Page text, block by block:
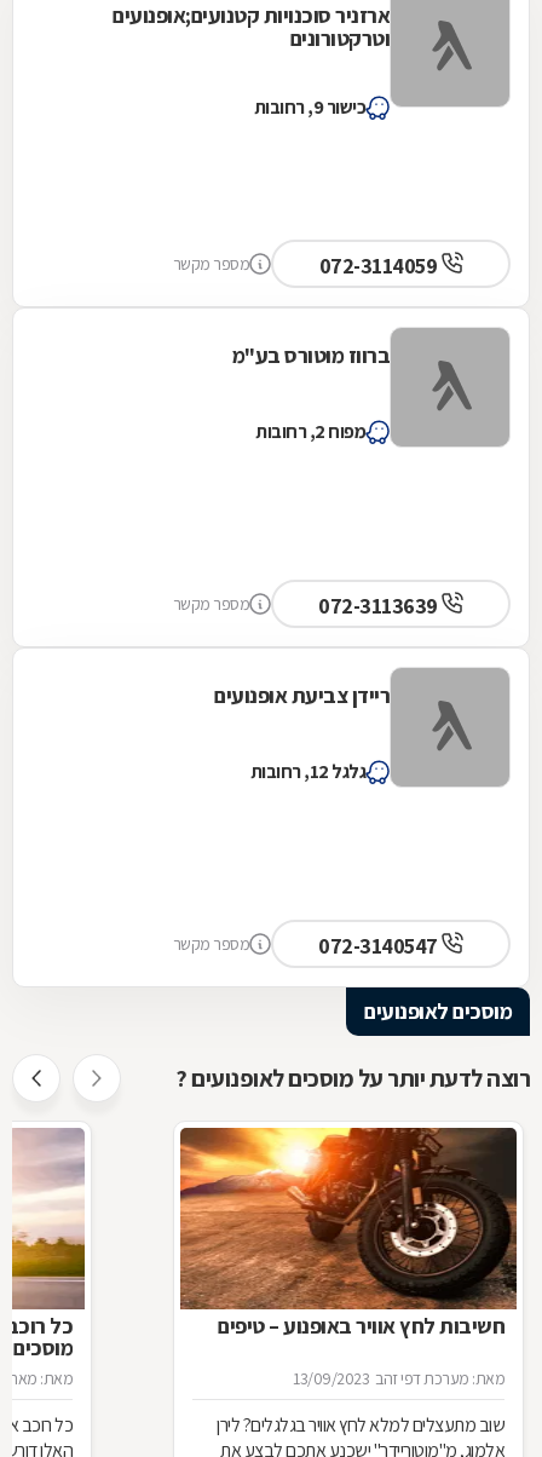
ארזניר סוכנויות קטנועים;אופנועים
וטרקטורונים
כישור 9, רחובות
מספר מקשר
ברווז מוטורס בע"מ
מפוח 2, רחובות
מספר מקשר
ריידן צביעת אופנועים
גלגל 12, רחובות
מספר מקשר
מוסכים לאופנועים
רוצה לדעת יותר על מוסכים לאופנועים ?
חשיבות לחץ אוויר באופנוע – טיפים
מאת: מערכת דפי זהב 13/09/2023
שוב מתעצלים למלא לחץ אוויר בגלגלים? לירן
אלמוג, מ"מוטוריידר" ישכנע אתכם לבצע את
כל רוכב
מוסכים
מאת: מאת:
כל רוכב
האלו